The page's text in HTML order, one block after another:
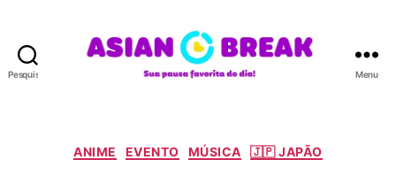
Pesquisar
A
Menu
C
ANIME EVENTO MÚSICA 🇯🇵 JAPÃO